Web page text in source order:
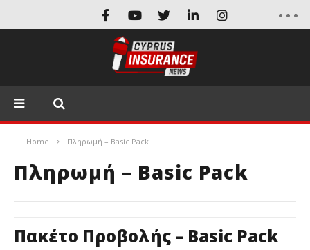
Home Πληρωμή – Basic Pack
Πληρωμή – Basic Pack
Πακέτο Προβολής – Basic Pack